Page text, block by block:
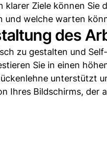
klarer Ziele können Sie
und welche warten
des
zu gestalten und
Sie in einen
unterstützt
Ihres Bildschirms,